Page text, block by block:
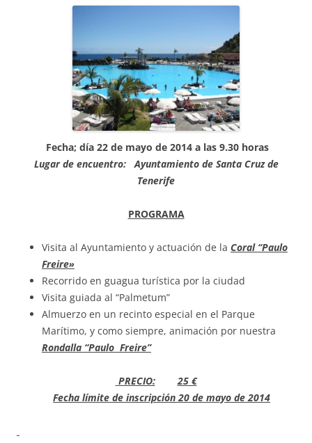
Fecha; día 22 de mayo de 2014 a las 9.30 horas
Lugar de encuentro: Ayuntamiento de Santa Cruz de
Tenerife
PROGRAMA
Visita al Ayuntamiento y actuación de la Coral “Paulo
Freire»
Recorrido en guagua turística por la ciudad
Visita guiada al “Palmetum”
Almuerzo en un recinto especial en el Parque
Marítimo, y como siempre, animación por nuestra
Rondalla “Paulo Freire”
PRECIO:
25 €
Fecha límite de inscripción 20 de mayo de 2014